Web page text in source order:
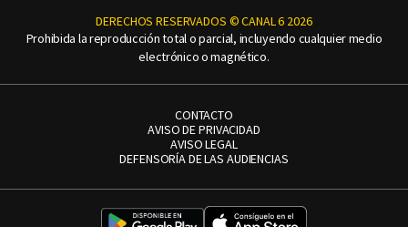
DERECHOS RESERVADOS © CANAL 6 2026
Prohibida la reproducción total o parcial, incluyendo cualquier medio
electrónico o magnético.
CONTACTO
AVISO DE PRIVACIDAD
AVISO LEGAL
DEFENSORÍA DE LAS AUDIENCIAS